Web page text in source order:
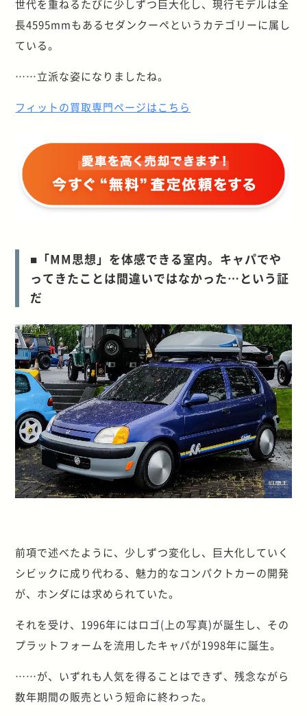
世代を重ねるたびに少しずつ巨大化し、現行モデルは全
長4595mmもあるセダンクーペというカテゴリーに属し
ている。
……立派な姿になりましたね。
フィットの買取専門ページはこちら
■「MM思想」を体感できる室内。キャパでや
ってきたことは間違いではなかった…という証
だ
前項で述べたように、少しずつ変化し、巨大化していく
シビックに成り代わる、魅力的なコンパクトカーの開発
が、ホンダには求められていた。
それを受け、1996年にはロゴ(上の写真)が誕生し、その
プラットフォームを流用したキャパが1998年に誕生。
……が、いずれも人気を得ることはできず、残念ながら
数年期間の販売という短命に終わった。